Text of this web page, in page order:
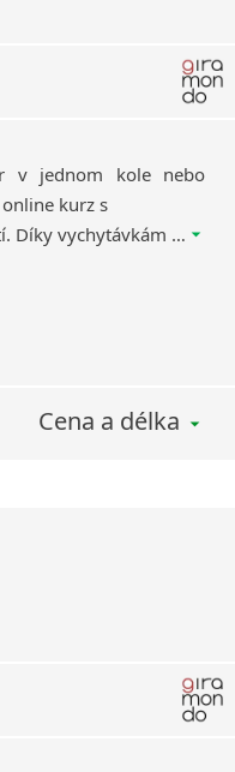
v jednom kole nebo
kurz s
Giramondem spustíte na pár kliknutí. Díky vychytávkám našich lektorů vás budou lekce přes Zoom, Google Meet nebo třeba WhatsApp skutečně bavit!
Cena a délka